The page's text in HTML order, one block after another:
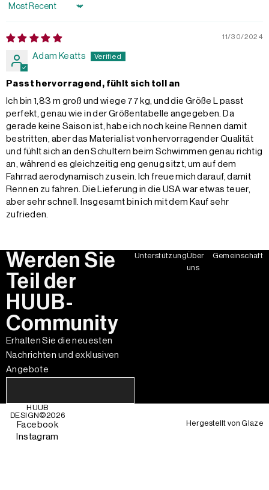
Sort by
11/30/2024
Adam Keatts
Passt hervorragend, fühlt sich toll an
Ich bin 1,83 m groß und wiege 77 kg, und die Größe L passt
perfekt, genau wie in der Größentabelle angegeben. Da
gerade keine Saison ist, habe ich noch keine Rennen damit
bestritten, aber das Material ist von hervorragender Qualität
und fühlt sich an den Schultern beim Schwimmen genau richtig
an, während es gleichzeitig eng genug sitzt, um auf dem
Fahrrad aerodynamisch zu sein. Ich freue mich darauf, damit
Rennen zu fahren. Die Lieferung in die USA war etwas teuer,
aber sehr schnell. Insgesamt bin ich mit dem Kauf sehr
zufrieden.
Werden Sie
Teil der
HUUB-
Community
Erhalten Sie die neuesten
Nachrichten und exklusiven
Angebote
UnterstützungÜber
uns
Gemeinschaft
HUUB
DESIGN©2026
Facebook
Instagram
Hergestellt vonGlaze